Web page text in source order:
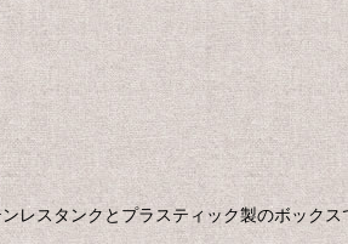
スタンクとプラスティック製のボックス